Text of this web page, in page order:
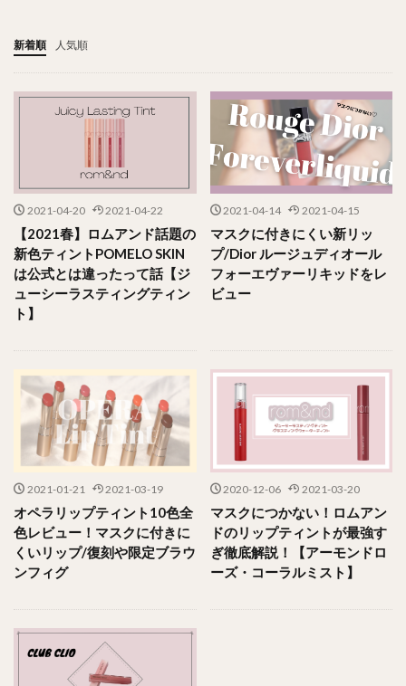
新着順 人気順
2021-04-20 2021-04-22
【2021春】ロムアンド話題の
新色ティントPOMELO SKIN
は公式とは違ったって話【ジ
ューシーラスティングティン
ト】
2021-04-14 2021-04-15
マスクに付きにくい新リッ
プ/Dior ルージュディオール
フォーエヴァーリキッドをレ
ビュー
2021-01-21 2021-03-19
オペラリップティント10色全
色レビュー！マスクに付きに
くいリップ/復刻や限定ブラウ
ンフィグ
2020-12-06 2021-03-20
マスクにつかない！ロムアン
ドのリップティントが最強す
ぎ徹底解説！【アーモンドロ
ーズ・コーラルミスト】